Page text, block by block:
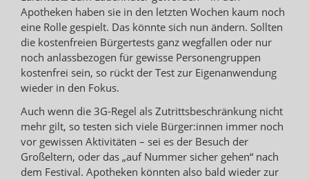
Apotheken haben sie in den letzten Wochen kaum noch
eine Rolle gespielt. Das könnte sich nun ändern. Sollten
die kostenfreien Bürgertests ganz wegfallen oder nur
noch anlassbezogen für gewisse Personengruppen
kostenfrei sein, so rückt der Test zur Eigenanwendung
wieder in den Fokus.
Auch wenn die 3G-Regel als Zutrittsbeschränkung nicht
mehr gilt, so testen sich viele Bürger:innen immer noch
vor gewissen Aktivitäten – sei es der Besuch der
Großeltern, oder das „auf Nummer sicher gehen“ nach
dem Festival. Apotheken könnten also bald wieder zur